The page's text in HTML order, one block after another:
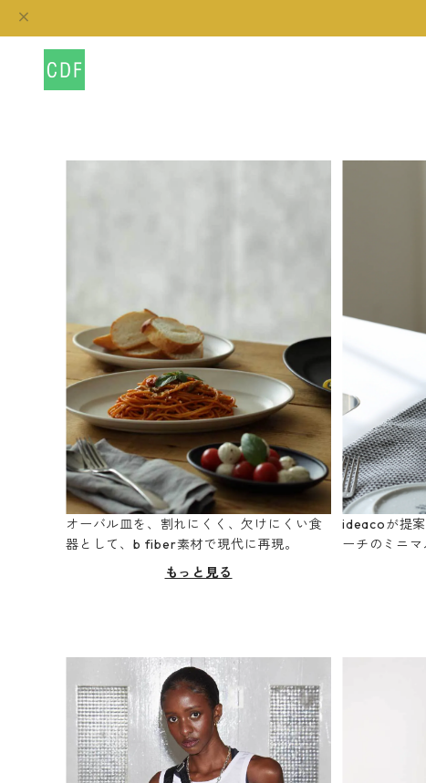
オーバル皿を、割れにくく、欠けにくい食
器として、b fiber素材で現代に再現。
もっと見る
ideacoが提
ーチのミニマ